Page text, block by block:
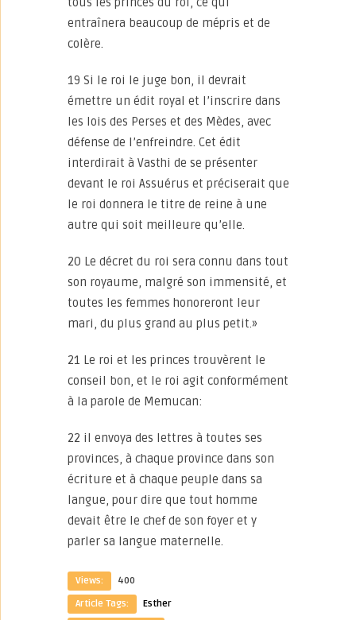
entraînera beaucoup de mépris et de
colère.
19 Si le roi le juge bon, il devrait
émettre un édit royal et l’inscrire dans
les lois des Perses et des Mèdes, avec
défense de l’enfreindre. Cet édit
interdirait à Vasthi de se présenter
devant le roi Assuérus et préciserait que
le roi donnera le titre de reine à une
autre qui soit meilleure qu’elle.
20 Le décret du roi sera connu dans tout
son royaume, malgré son immensité, et
toutes les femmes honoreront leur
mari, du plus grand au plus petit.»
21 Le roi et les princes trouvèrent le
conseil bon, et le roi agit conformément
à la parole de Memucan:
22 il envoya des lettres à toutes ses
provinces, à chaque province dans son
écriture et à chaque peuple dans sa
langue, pour dire que tout homme
devait être le chef de son foyer et y
parler sa langue maternelle.
Views:
400
Article Tags:
Esther